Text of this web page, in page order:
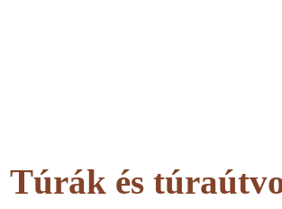
Túrák és